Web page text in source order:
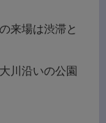
来場は渋滞と
川沿いの公園